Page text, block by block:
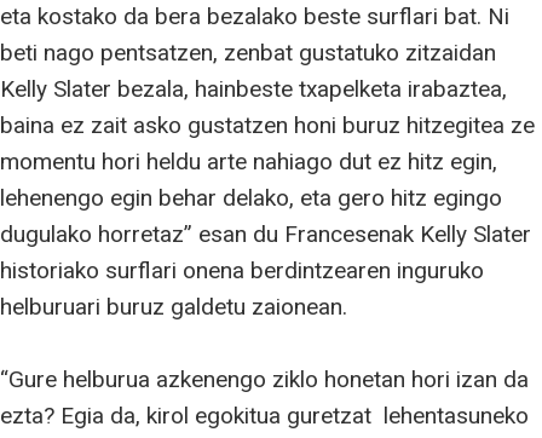
eta kostako da bera bezalako beste surflari bat. Ni
beti nago pentsatzen, zenbat gustatuko zitzaidan
Kelly Slater bezala, hainbeste txapelketa irabaztea,
baina ez zait asko gustatzen honi buruz hitzegitea ze
momentu hori heldu arte nahiago dut ez hitz egin,
lehenengo egin behar delako, eta gero hitz egingo
dugulako horretaz” esan du Francesenak Kelly Slater
historiako surflari onena berdintzearen inguruko
helburuari buruz galdetu zaionean.
“Gure helburua azkenengo ziklo honetan hori izan da
ezta? Egia da, kirol egokitua guretzat lehentasuneko